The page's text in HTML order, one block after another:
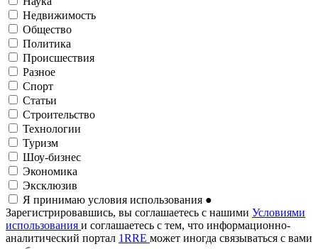
Недвижимость
Общество
Политика
Происшествия
Разное
Спорт
Статьи
Строительство
Технологии
Туризм
Шоу-бизнес
Экономика
Эксклюзив
Я принимаю условия использования ●
Зарегистрировавшись, вы соглашаетесь с нашими Условиями
использования и соглашаетесь с тем, что информационно-
аналитический портал 1RRE может иногда связываться с вами